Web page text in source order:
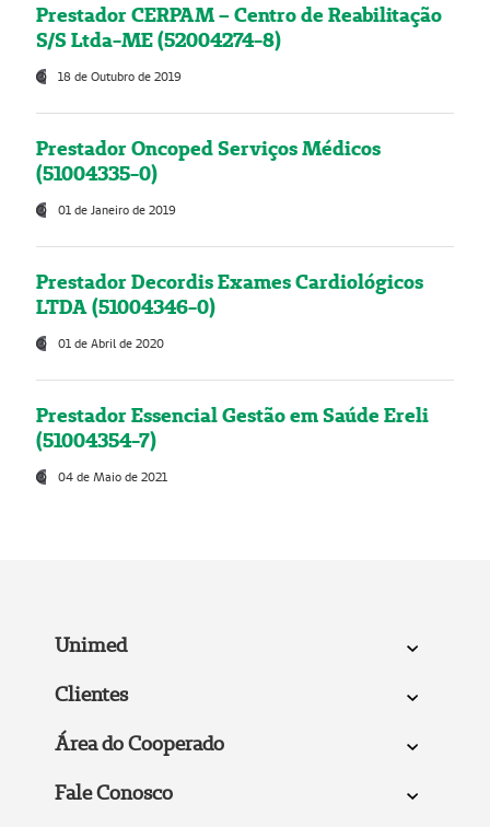
Prestador CERPAM – Centro de Reabilitação
S/S Ltda-ME (52004274-8)
18 de Outubro de 2019
Prestador Oncoped Serviços Médicos
(51004335-0)
01 de Janeiro de 2019
Prestador Decordis Exames Cardiológicos
LTDA (51004346-0)
01 de Abril de 2020
Prestador Essencial Gestão em Saúde Ereli
(51004354-7)
04 de Maio de 2021
Unimed
Clientes
Área do Cooperado
Fale Conosco